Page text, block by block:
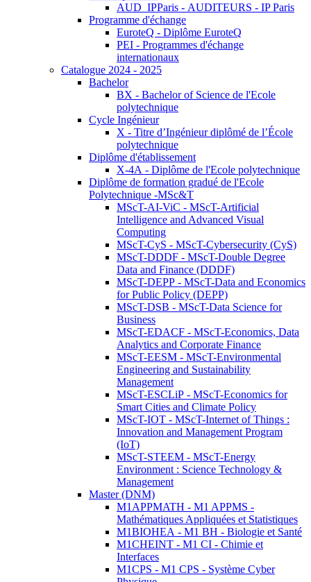
AUD_IPParis - AUDITEURS - IP Paris
Programme d'échange
EuroteQ - Diplôme EuroteQ
PEI - Programmes d'échange
internationaux
Catalogue 2024 - 2025
Bachelor
BX - Bachelor of Science de l'Ecole
polytechnique
Cycle Ingénieur
X - Titre d’Ingénieur diplômé de l’École
polytechnique
Diplôme d'établissement
X-4A - Diplôme de l'Ecole polytechnique
Diplôme de formation gradué de l'Ecole
Polytechnique -MSc&T
MScT-AI-ViC - MScT-Artificial
Intelligence and Advanced Visual
Computing
MScT-CyS - MScT-Cybersecurity (CyS)
MScT-DDDF - MScT-Double Degree
Data and Finance (DDDF)
MScT-DEPP - MScT-Data and Economics
for Public Policy (DEPP)
MScT-DSB - MScT-Data Science for
Business
MScT-EDACF - MScT-Economics, Data
Analytics and Corporate Finance
MScT-EESM - MScT-Environmental
Engineering and Sustainability
Management
MScT-ESCLiP - MScT-Economics for
Smart Cities and Climate Policy
MScT-IOT - MScT-Internet of Things :
Innovation and Management Program
(IoT)
MScT-STEEM - MScT-Energy
Environment : Science Technology &
Management
Master (DNM)
M1APPMATH - M1 APPMS -
Mathématiques Appliquées et Statistiques
M1BIOHEA - M1 BH - Biologie et Santé
M1CHEINT - M1 CI - Chimie et
Interfaces
M1CPS - M1 CPS - Système Cyber